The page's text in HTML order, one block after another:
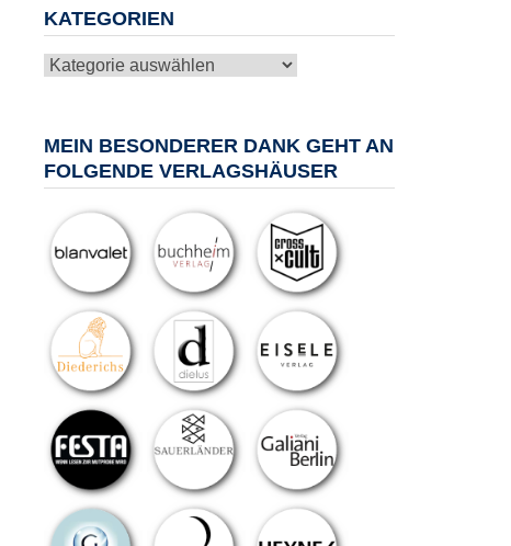
KATEGORIEN
Kategorien
MEIN BESONDERER DANK GEHT AN
FOLGENDE VERLAGSHÄUSER